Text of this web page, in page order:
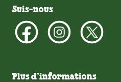
Suis-nous
Plus d’informations